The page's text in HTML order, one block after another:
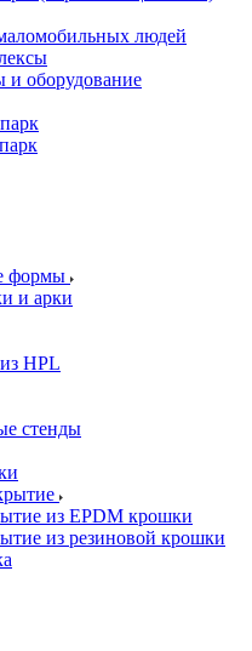
людей
и оборудование
формы
и арки
HPL
стенды
из EPDM крошки
из резиновой крошки